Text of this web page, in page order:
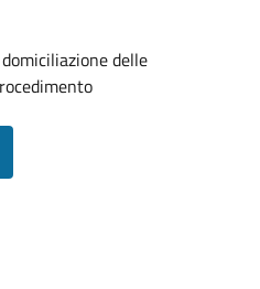
delle